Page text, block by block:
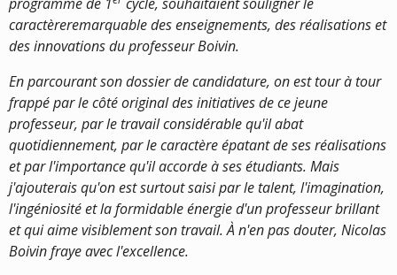
caractèreremarquable des enseignements, des réalisations et
des innovations du professeur Boivin.
En parcourant son dossier de candidature, on est tour à tour
frappé par le côté original des initiatives de ce jeune
professeur, par le travail considérable qu'il abat
quotidiennement, par le caractère épatant de ses réalisations
et par l'importance qu'il accorde à ses étudiants. Mais
j'ajouterais qu'on est surtout saisi par le talent, l'imagination,
l'ingéniosité et la formidable énergie d'un professeur brillant
et qui aime visiblement son travail. À n'en pas douter, Nicolas
Boivin fraye avec l'excellence.